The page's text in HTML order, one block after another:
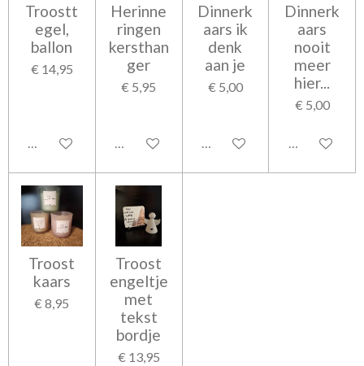
Troostt
egel,
ballon
€ 14,95
Bekijk details
Herinne
ringen
kersthan
ger
€ 5,95
Bekijk details
Dinnerk
aars ik
denk
aan je
€ 5,00
In winkelwagen
Dinnerk
aars
nooit
meer
hier...
€ 5,00
In
Troost
kaars
€ 8,95
Troost
engeltje
met
tekst
bordje
€ 13,95